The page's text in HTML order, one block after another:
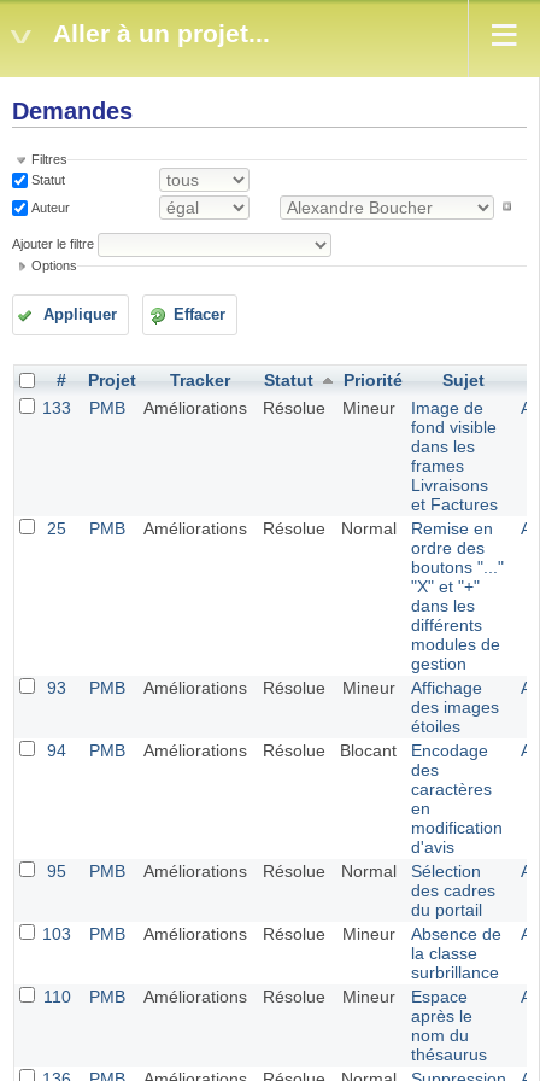
Aller à un projet...
Demandes
Filtres
Statut
Auteur
Ajouter le filtre
Options
Appliquer Effacer
# Projet Tracker Statut Priorité
Sujet
133
PMB Améliorations Résolue Mineur
Image de
fond visible
dans les
frames
Livraisons
et Factures
25 PMB Améliorations Résolue Normal
Remise en
ordre des
boutons "..."
"X" et "+"
dans les
différents
modules de
gestion
93 PMB Améliorations Résolue Mineur
Affichage
des images
étoiles
94 PMB Améliorations Résolue Blocant
Encodage
des
caractères
en
modification
d'avis
95 PMB Améliorations Résolue Normal
Sélection
des cadres
du portail
103 PMB Améliorations Résolue Mineur
Absence de
la classe
surbrillance
110 PMB Améliorations Résolue Mineur
Espace
après le
nom du
thésaurus